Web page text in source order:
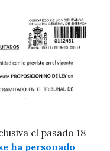
el pasado 18
ha personado